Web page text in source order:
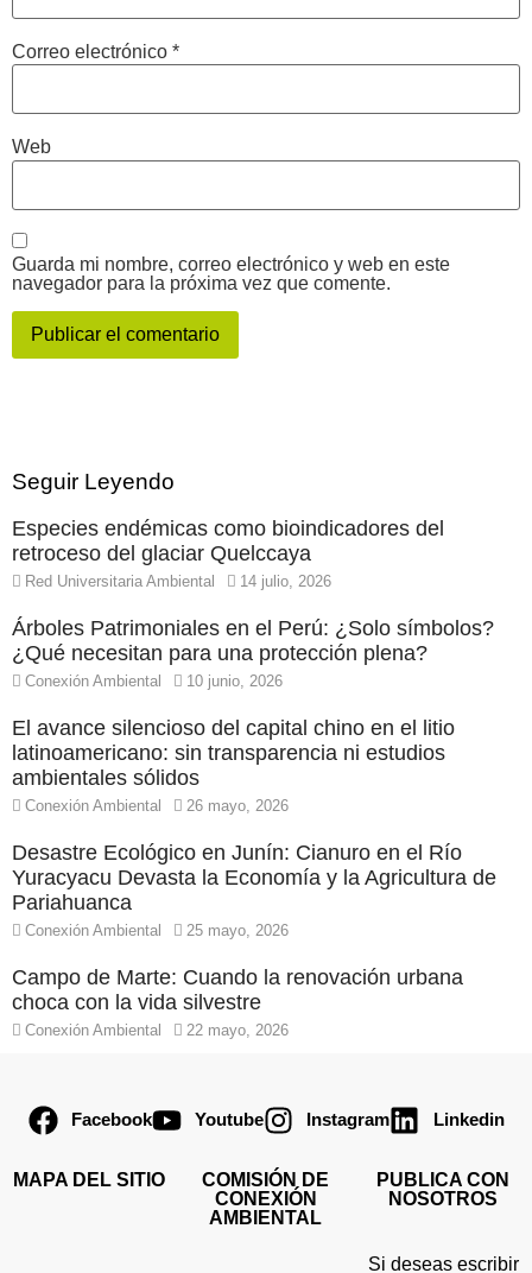
Correo electrónico *
Web
Guarda mi nombre, correo electrónico y web en este
navegador para la próxima vez que comente.
Seguir Leyendo
Especies endémicas como bioindicadores del
retroceso del glaciar Quelccaya
Red Universitaria Ambiental 14 julio, 2026
Árboles Patrimoniales en el Perú: ¿Solo símbolos?
¿Qué necesitan para una protección plena?
Conexión Ambiental 10 junio, 2026
El avance silencioso del capital chino en el litio
latinoamericano: sin transparencia ni estudios
ambientales sólidos
Conexión Ambiental 26 mayo, 2026
Desastre Ecológico en Junín: Cianuro en el Río
Yuracyacu Devasta la Economía y la Agricultura de
Pariahuanca
Conexión Ambiental 25 mayo, 2026
Campo de Marte: Cuando la renovación urbana
choca con la vida silvestre
Conexión Ambiental 22 mayo, 2026
Facebook Youtube Instagram Linkedin
MAPA DEL SITIO
COMISIÓN DE
CONEXIÓN
AMBIENTAL
PUBLICA CON
NOSOTROS
Si deseas escribir